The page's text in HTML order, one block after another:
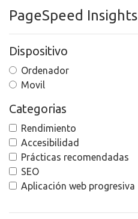
PageSpeed Insights
Dispositivo
Ordenador
Movil
Categorias
Rendimiento
Accesibilidad
Prácticas recomendadas
SEO
Aplicación web progresiva